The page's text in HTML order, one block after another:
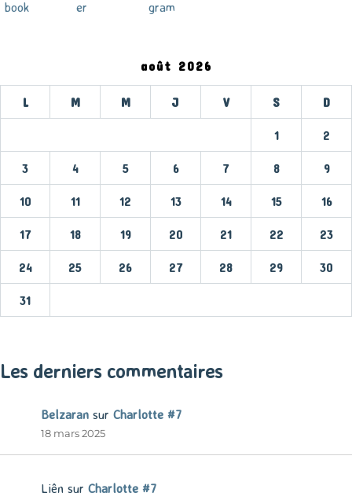
août 2026
L M M J V S D
1 2
3 4 5 6 7 8 9
10 11 12 13 14 15 16
17 18 19 20 21 22 23
24 25 26 27 28 29 30
31
Les derniers commentaires
Belzaran sur Charlotte #7
18 mars 2025
Liên sur Charlotte #7